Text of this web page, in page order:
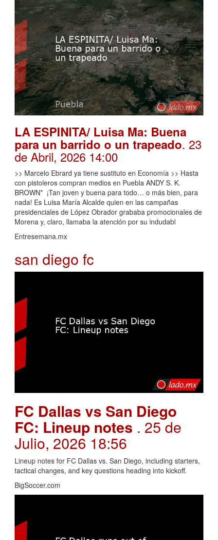
LA ESPINITA/ Luisa Ma: Buena
para un barrido o un trapeado. 23
de Abril, 2026 14:00
>> Marcelo Ebrard ya tiene sustituto en Economía >> Hasta
con pistoleros compran medios en Puebla ANDY S. K.
BROWN* ¡Tan joven y buena para todo… o más bien, para
nada! Es Luisa María Alcalde quien en las campañas
presidenciales de López Obrador grababa promocionales de
Morena y, claro, llamaba la atención por su indudabl
Entresemana.mx
san diego fc
FC Dallas vs San Diego
FC: Lineup notes . 25 de
Julio, 2026 18:56
Lineup notes for FC Dallas vs. San Diego, including starters,
tactical changes, and key questions heading into kickoff.
BigSoccer.com